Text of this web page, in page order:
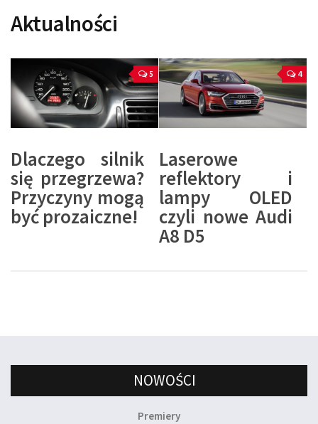
Aktualności
5
Dlaczego silnik
się przegrzewa?
Przyczyny mogą
być prozaiczne!
4
Laserowe
reflektory i
lampy OLED
czyli nowe Audi
A8 D5
NOWOŚCI
Premiery